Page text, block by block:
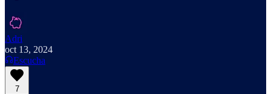
Adri
oct 13, 2024
Escucha
7